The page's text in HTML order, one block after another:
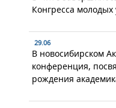
Конгресса
29.06
В новосибирском
конференция,
рождения